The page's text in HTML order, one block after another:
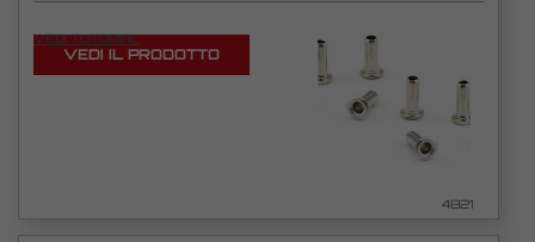
VEDI TUTORIAL
VEDI IL PRODOTTO
4821